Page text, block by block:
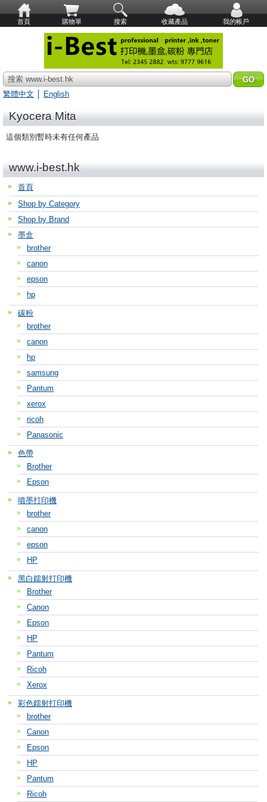
首頁 購物單 搜索 收藏產品 我的帳戶
搜索 www.i-best.hk
繁體中文
English
Kyocera Mita
這個類別暫時未有任何產品
www.i-best.hk
首頁
Shop by Category
Shop by Brand
墨盒
brother
canon
epson
hp
碳粉
brother
canon
hp
samsung
Pantum
xerox
ricoh
Panasonic
色帶
Brother
Epson
噴墨打印機
brother
canon
epson
HP
黑白鐳射打印機
Brother
Canon
Epson
HP
Pantum
Ricoh
Xerox
彩色鐳射打印機
brother
Canon
Epson
HP
Pantum
Ricoh